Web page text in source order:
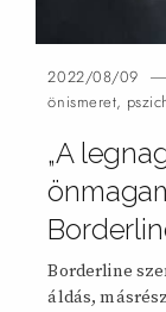
2022/08/09
önismeret,
„A
Borderline
áldás,